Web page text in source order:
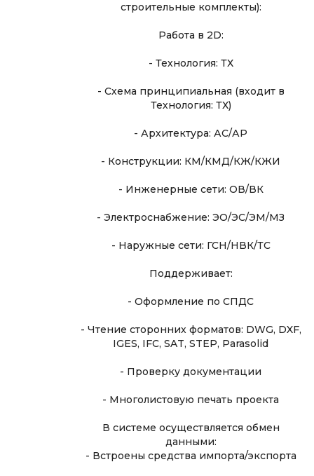
строительные комплекты):
Работа в 2D:
- Технология: ТХ
- Схема принципиальная (входит в
Технология: ТХ)
- Архитектура: АС/АР
- Конструкции: КМ/КМД/КЖ/КЖИ
- Инженерные сети: ОВ/ВК
- Электроснабжение: ЭО/ЭС/ЭМ/МЗ
- Наружные сети: ГСН/НВК/ТС
Поддерживает:
- Оформление по СПДС
- Чтение сторонних форматов: DWG, DXF,
IGES, IFC, SAT, STEP, Parasolid
- Проверку документации
- Многолистовую печать проекта
В системе осуществляется обмен
данными:
- Встроены средства импорта/экспорта